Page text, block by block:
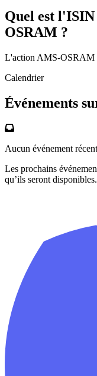
Quel est l'ISIN
OSRAM ?
L'action AMS-OSRAM
Calendrier
Événements
Aucun événement
Les prochains
qu’ils seront disponibles.